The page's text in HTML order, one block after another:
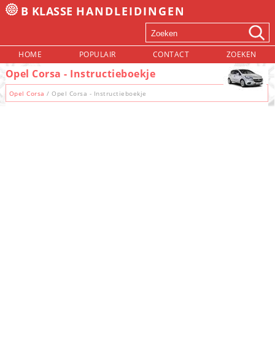
B KLASSE HANDLEIDINGEN
HOME POPULAIR CONTACT ZOEKEN
Opel Corsa - Instructieboekje
Opel Corsa / Opel Corsa - Instructieboekje